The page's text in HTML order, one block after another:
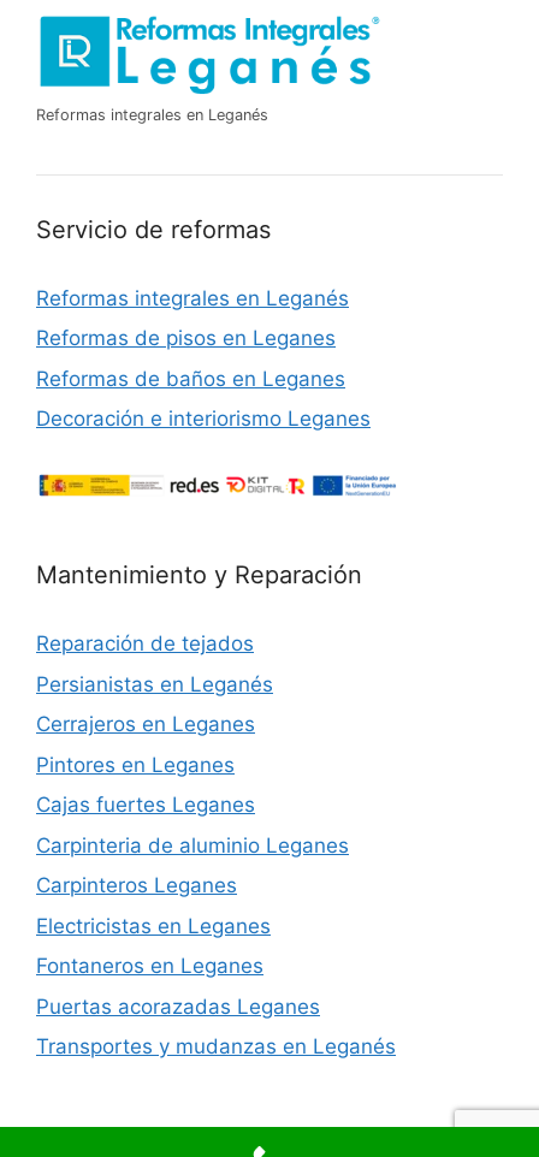
Reformas integrales en Leganés
Servicio de reformas
Reformas integrales en Leganés
Reformas de pisos en Leganes
Reformas de baños en Leganes
Decoración e interiorismo Leganes
Mantenimiento y Reparación
Reparación de tejados
Persianistas en Leganés
Cerrajeros en Leganes
Pintores en Leganes
Cajas fuertes Leganes
Carpinteria de aluminio Leganes
Carpinteros Leganes
Electricistas en Leganes
Fontaneros en Leganes
Puertas acorazadas Leganes
Transportes y mudanzas en Leganés